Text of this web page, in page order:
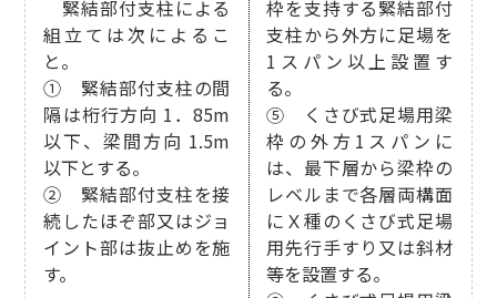
緊結部付支柱による
組立ては次によるこ
と。
① 緊結部付支柱の間
隔は桁行方向 1．85m
以下、梁間方向 1.5m
以下とする。
② 緊結部付支柱を接
続したほぞ部又はジョ
イント部は抜止めを施
す。
枠を支持する緊結部付
支柱から外方に足場を
1スパン以上設置す
る。
⑤ くさび式足場用梁
枠の外方1スパンに
は、最下層から梁枠の
レベルまで各層両構面
にＸ種のくさび式足場
用先行手すり又は斜材
等を設置する。